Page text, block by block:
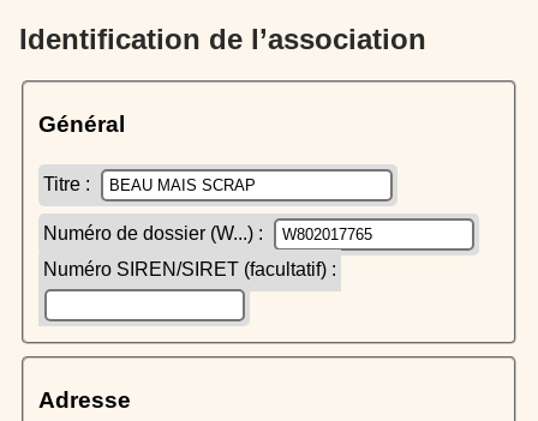
Identification de l’association
Général
Titre :
Numéro de dossier (W...) :
Numéro SIREN/SIRET (facultatif) :
Adresse